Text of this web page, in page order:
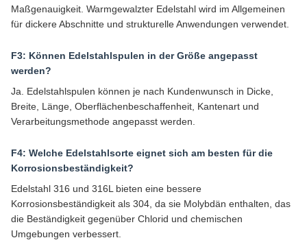
Maßgenauigkeit. Warmgewalzter Edelstahl wird im Allgemeinen
für dickere Abschnitte und strukturelle Anwendungen verwendet.
F3: Können Edelstahlspulen in der Größe angepasst
werden?
Ja. Edelstahlspulen können je nach Kundenwunsch in Dicke,
Breite, Länge, Oberflächenbeschaffenheit, Kantenart und
Verarbeitungsmethode angepasst werden.
F4: Welche Edelstahlsorte eignet sich am besten für die
Korrosionsbeständigkeit?
Edelstahl 316 und 316L bieten eine bessere
Korrosionsbeständigkeit als 304, da sie Molybdän enthalten, das
die Beständigkeit gegenüber Chlorid und chemischen
Umgebungen verbessert.